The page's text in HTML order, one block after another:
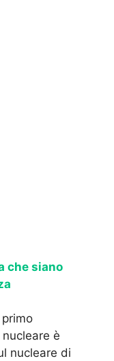
che siano
è
nucleare di